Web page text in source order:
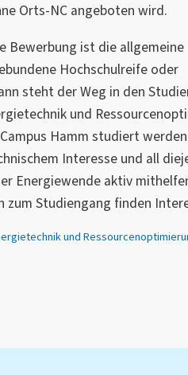
Orts-NC angeboten wird.
Bewerbung ist die allgemeine
Hochschulreife oder
steht der Weg in den
und
Hamm studiert
Interesse und all
Energiewende aktiv
zum Studiengang finden
und